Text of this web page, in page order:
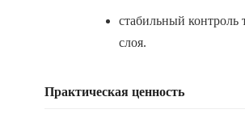
стабильный
слоя.
Практическая ценность